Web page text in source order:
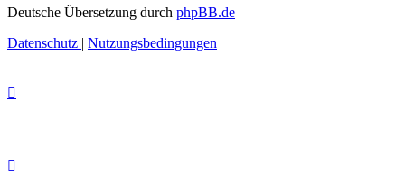
Deutsche Übersetzung durch phpBB.de
Datenschutz | Nutzungsbedingungen